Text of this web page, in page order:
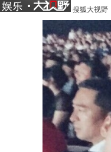
搜狐大视野